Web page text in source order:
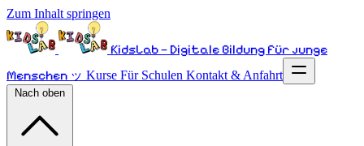
Zum Inhalt springen
KidsLab – Digitale Bildung für junge
Menschen ッ Kurse Für Schulen Kontakt & Anfahrt
Nach oben